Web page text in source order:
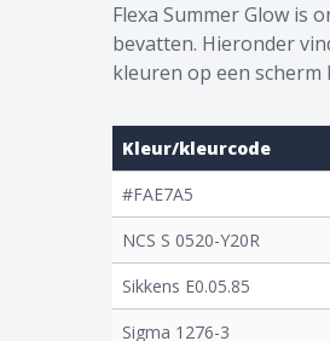
Flexa Summer Glow is
bevatten. Hieronder
kleuren op een
Kleur/kleurcode
#FAE7A5
NCS S 0520-Y20R
Sikkens E0.05.85
Sigma 1276-3